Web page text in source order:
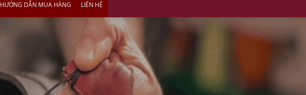
HƯỚNG DẪN MUA HÀNG LIÊN HỆ